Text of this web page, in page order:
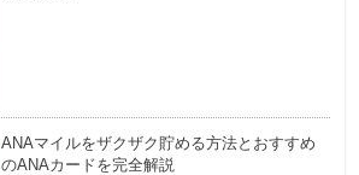
ANAマイルをザクザク貯める方法とおすすめ
のANAカードを完全解説